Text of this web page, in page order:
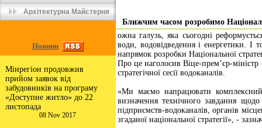
Архітектурна Майстерня
Новини
Мінрегіон продовжив
прийом заявок від
забудовників на програму
«Доступне житло» до 22
листопада
08 Nov 2017
Ближчим часом розробимо
ожна галузь, яка сьогодні
води, водовідведення і енергетики.
напрямок розробки Національної
Про це наголосив Віце-прем’єр-
стратегічної сесії водоканалів.
«Ми маємо напрацювати
визначення технічного завдання
підприємств-водоканалів, органів
згаданої національної стратегії», -